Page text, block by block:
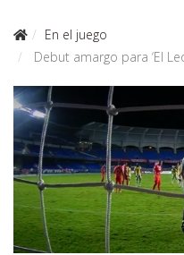
En el juego
Debut amargo para ‘El